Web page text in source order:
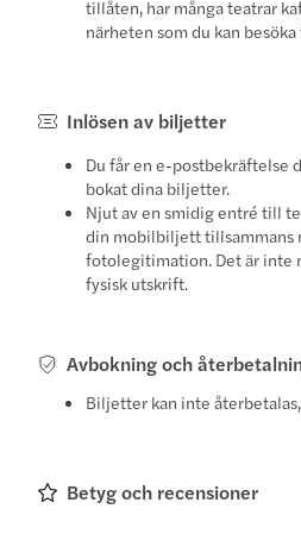
tillåten, har många teatrar
närheten som du kan
Inlösen av biljetter
Du får en e-postbekräftelse
bokat dina biljetter.
Njut av en smidig entré till
din mobilbiljett tillsammans
fotolegitimation. Det är inte
fysisk utskrift.
Avbokning och
Biljetter kan inte
Betyg och recensioner